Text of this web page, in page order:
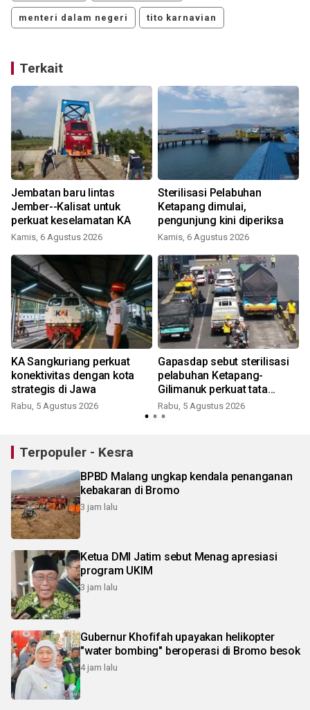
menteri dalam negeri tito karnavian
Terkait
Jembatan baru lintas
Jember--Kalisat untuk
perkuat keselamatan KA
Kamis, 6 Agustus 2026
Sterilisasi Pelabuhan
Ketapang dimulai,
pengunjung kini diperiksa
Kamis, 6 Agustus 2026
KA Sangkuriang perkuat
konektivitas dengan kota
strategis di Jawa
Rabu, 5 Agustus 2026
Gapasdap sebut sterilisasi
pelabuhan Ketapang-
Gilimanuk perkuat tata
kelola
Rabu, 5 Agustus 2026
Terpopuler - Kesra
BPBD Malang ungkap kendala penanganan
kebakaran di Bromo
3 jam lalu
Ketua DMI Jatim sebut Menag apresiasi
program UKIM
3 jam lalu
Gubernur Khofifah upayakan helikopter
"water bombing" beroperasi di Bromo besok
4 jam lalu